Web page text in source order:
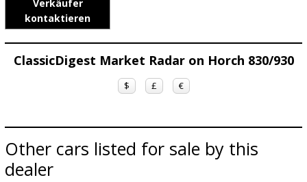
Verkäufer
kontaktieren
ClassicDigest Market Radar on Horch 830/930
$ £ €
Other cars listed for sale by this
dealer